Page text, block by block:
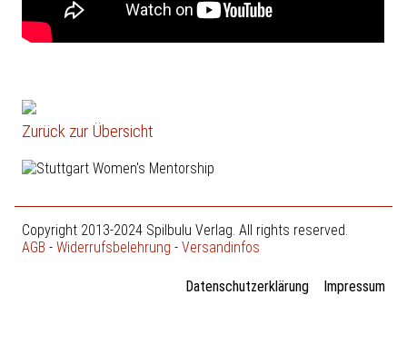
Zurück zur Übersicht
Copyright 2013-2024 Spilbulu Verlag. All rights reserved.
AGB -Widerrufsbelehrung -Versandinfos
Impressum
Datenschutzerklärung